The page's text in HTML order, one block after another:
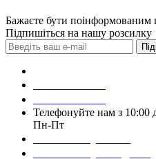
Бажаєте бути поінформованим
Підпишіться на нашу розсилку
Телефонуйте нам з 10:00
Пн-Пт